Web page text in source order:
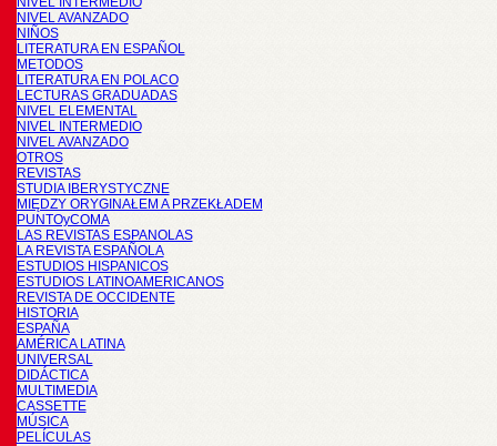
NIVEL AVANZADO
NIÑOS
LITERATURA EN ESPAÑOL
METODOS
LITERATURA EN POLACO
LECTURAS GRADUADAS
NIVEL ELEMENTAL
NIVEL INTERMEDIO
NIVEL AVANZADO
OTROS
REVISTAS
STUDIA IBERYSTYCZNE
MIĘDZY ORYGINAŁEM A PRZEKŁADEM
PUNTOyCOMA
LAS REVISTAS ESPANOLAS
LA REVISTA ESPAÑOLA
ESTUDIOS HISPANICOS
ESTUDIOS LATINOAMERICANOS
REVISTA DE OCCIDENTE
HISTORIA
ESPAÑA
AMÉRICA LATINA
UNIVERSAL
DIDÁCTICA
MULTIMEDIA
CASSETTE
MÚSICA
PELÍCULAS